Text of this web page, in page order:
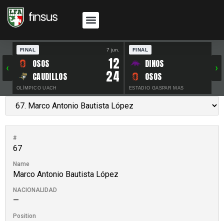
‹
FINAL 7 jun.
OSOS 12
CAUDILLOS 24
OLÍMPICO UACH
FINAL
DINOS
OSOS
ESTADIO GASPAR MAS
›
#
67
Name
Marco Antonio Bautista López
NACIONALIDAD
—
Position